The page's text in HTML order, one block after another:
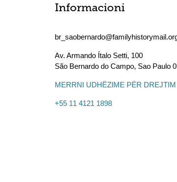
Informacioni
Av. Armando Ítalo Setti, 100
São Bernardo do Campo, Sao Paulo
MERRNI UDHËZIME PËR DREJTIM
+55 11 4121 1898